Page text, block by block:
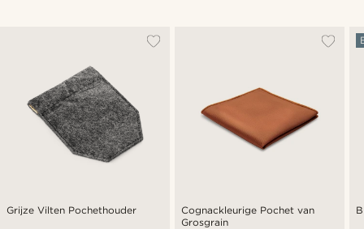
Grijze Vilten Pochethouder
Cognackleurige Pochet van
Grosgrain